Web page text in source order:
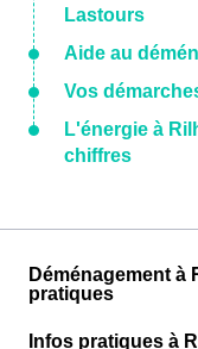
Lastours
Aide au
Vos
L'énergie à
chiffres
Déménagement
pratiques
Infos pratiques à